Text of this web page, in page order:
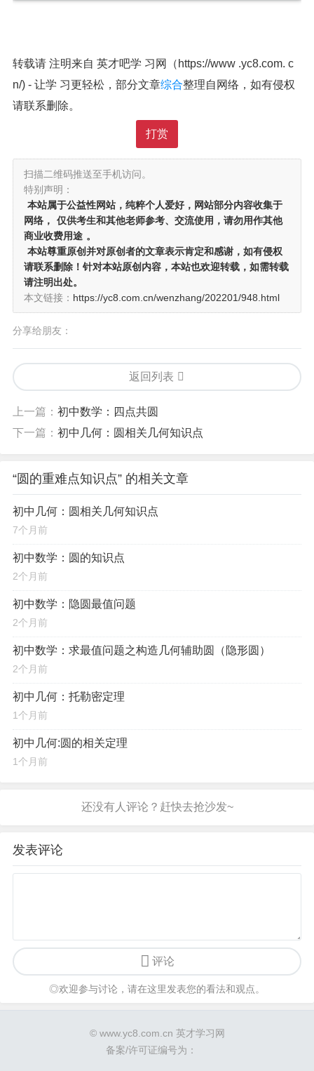
转载请 注明来自 英才吧学 习网（https://www .yc8.com. c
n/) - 让学 习更轻松，部分文章综合整理自网络，如有侵权
请联系删除。
打赏
扫描二维码推送至手机访问。
特别声明：
本站属于公益性网站，纯粹个人爱好，网站部分内容收集于
网络，
仅供考生和其他老师参考、交流使用，请勿用作其他
商业收费用途 。
本站尊重原创并对原创者的文章表示肯定和感谢，如有侵权
请联系删除！针对本站原创内容，本站也欢迎转载，如需转载
请注明出处。
本文链接： https://yc8.com.cn/wenzhang/202201/948.html
分享给朋友：
返回列表
上一篇： 初中数学：四点共圆
下一篇： 初中几何：圆相关几何知识点
“圆的重难点知识点” 的相关文章
初中几何：圆相关几何知识点
7个月前
初中数学：圆的知识点
2个月前
初中数学：隐圆最值问题
2个月前
初中数学：求最值问题之构造几何辅助圆（隐形圆）
2个月前
初中几何：托勒密定理
1个月前
初中几何:圆的相关定理
1个月前
发表评论
评论
◎欢迎参与讨论，请在这里发表您的看法和观点。
© www.yc8.com.cn 英才学习网
备案/许可证编号为：